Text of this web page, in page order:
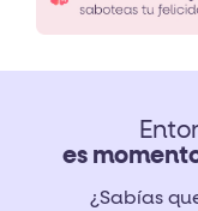
es
¿Sabías